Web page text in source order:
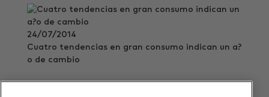
24/07/2014
Cuatro tendencias en gran consumo indican un a?
o de cambio